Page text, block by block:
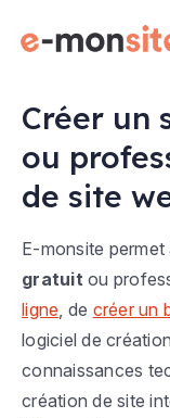
Créer un
ou
de site
E-monsite permet
gratuit ou
ligne , de créer un
logiciel de
connaissances
création de site